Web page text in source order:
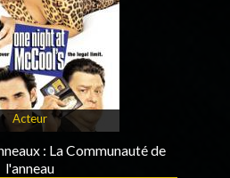
Acteur
: La Communauté de
l'anneau